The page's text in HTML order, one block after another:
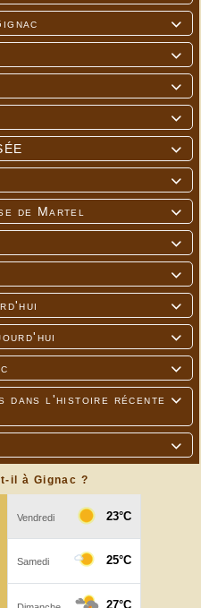







de Martel






dans l'histoire récente

il à Gignac ?